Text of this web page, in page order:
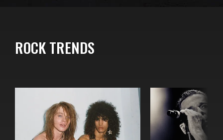
ROCK TRENDS